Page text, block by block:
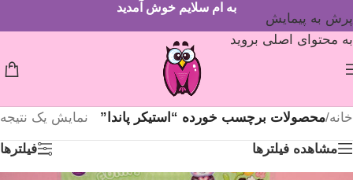
پرش به پیمایش
به محتوای اصلی بروید
به ام سلایم خوش آمدید
خانه/محصولات برچسب خورده “استیکر پاندا” نمایش یک نتیجه
مشاهده فیلترها فیلترها